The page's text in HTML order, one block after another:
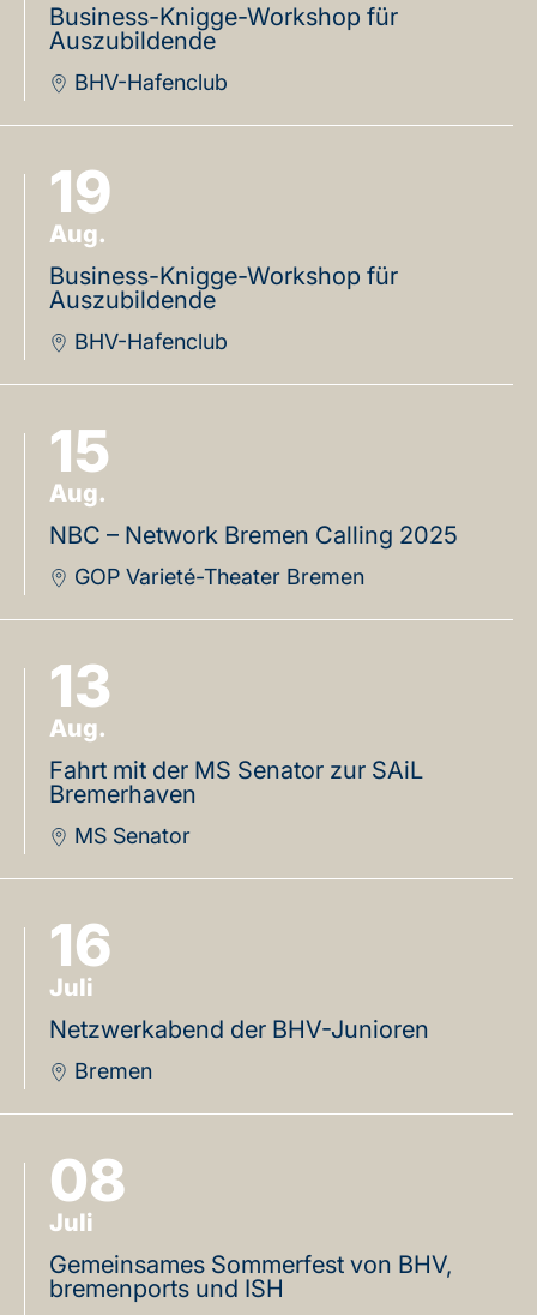
Business-Knigge-Workshop für
Auszubildende
BHV-Hafenclub
19
Aug.
Business-Knigge-Workshop für
Auszubildende
BHV-Hafenclub
15
Aug.
NBC – Network Bremen Calling 2025
GOP Varieté-Theater Bremen
13
Aug.
Fahrt mit der MS Senator zur SAiL
Bremerhaven
MS Senator
16
Juli
Netzwerkabend der BHV-Junioren
Bremen
08
Juli
Gemeinsames Sommerfest von BHV,
bremenports und ISH